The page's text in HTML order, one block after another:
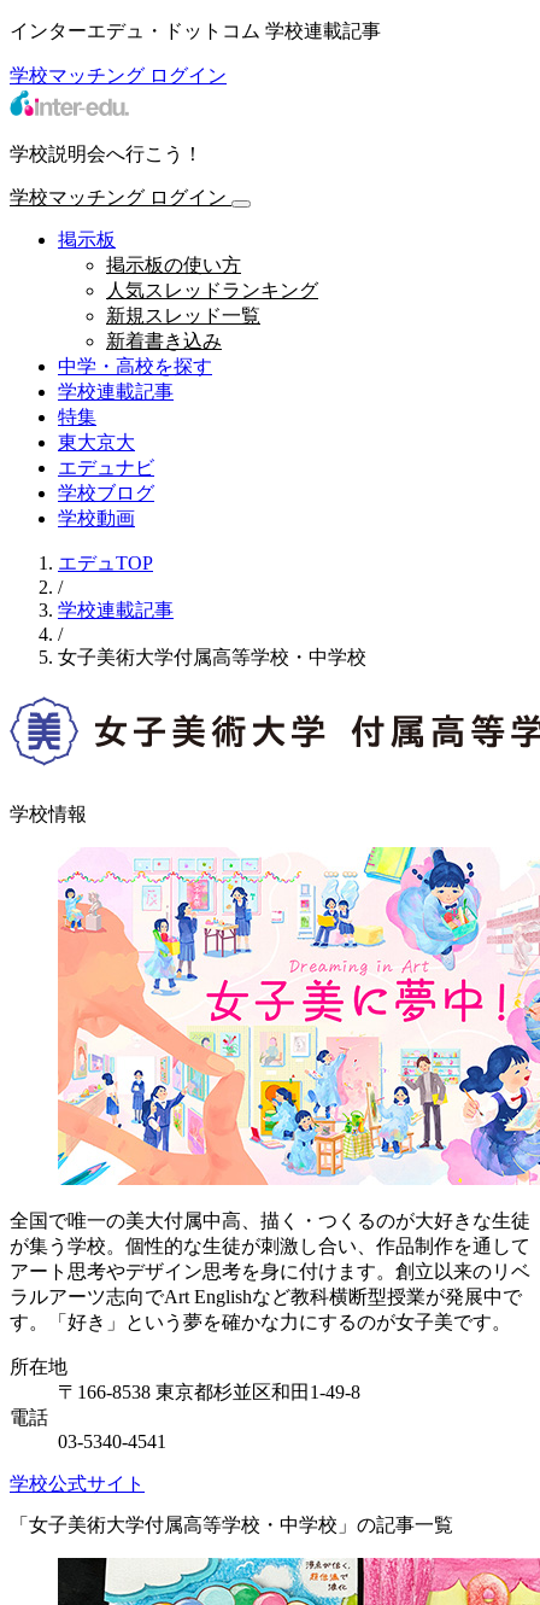
インターエデュ・ドットコム 学校連載記事
学校マッチング ログイン
学校説明会へ行こう！
学校マッチング ログイン
掲示板
掲示板の使い方
人気スレッドランキング
新規スレッド一覧
新着書き込み
中学・高校を探す
学校連載記事
特集
東大京大
エデュナビ
学校ブログ
学校動画
エデュTOP
/
学校連載記事
/
女子美術大学付属高等学校・中学校
学校情報
全国で唯一の美大付属中高、描く・つくるのが大好きな生徒
が集う学校。個性的な生徒が刺激し合い、作品制作を通して
アート思考やデザイン思考を身に付けます。創立以来のリベ
ラルアーツ志向でArt Englishなど教科横断型授業が発展中で
す。「好き」という夢を確かな力にするのが女子美です。
所在地
〒166-8538 東京都杉並区和田1-49-8
電話
03-5340-4541
学校公式サイト
「女子美術大学付属高等学校・中学校」の記事一覧